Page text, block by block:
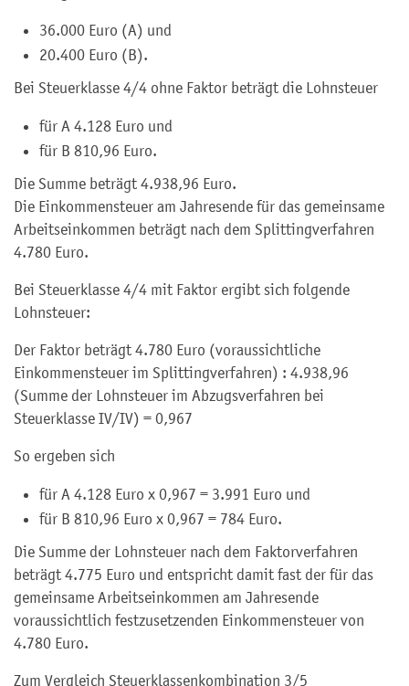
36.000 Euro (A) und
20.400 Euro (B).
Bei Steuerklasse 4/4 ohne Faktor beträgt die Lohnsteuer
für A 4.128 Euro und
für B 810,96 Euro.
Die Summe beträgt 4.938,96 Euro.
Die Einkommensteuer am Jahresende für das gemeinsame
Arbeitseinkommen beträgt nach dem Splittingverfahren
4.780 Euro.
Bei Steuerklasse 4/4 mit Faktor ergibt sich folgende
Lohnsteuer:
Der Faktor beträgt 4.780 Euro (voraussichtliche
Einkommensteuer im Splittingverfahren) : 4.938,96
(Summe der Lohnsteuer im Abzugsverfahren bei
Steuerklasse IV/IV) = 0,967
So ergeben sich
für A 4.128 Euro x 0,967 = 3.991 Euro und
für B 810,96 Euro x 0,967 = 784 Euro.
Die Summe der Lohnsteuer nach dem Faktorverfahren
beträgt 4.775 Euro und entspricht damit fast der für das
gemeinsame Arbeitseinkommen am Jahresende
voraussichtlich festzusetzenden Einkommensteuer von
4.780 Euro.
Zum Vergleich Steuerklassenkombination 3/5